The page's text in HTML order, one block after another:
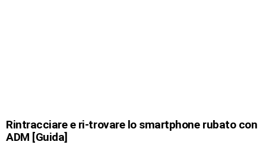
Rintracciare e ri-trovare lo smartphone rubato con
ADM [Guida]